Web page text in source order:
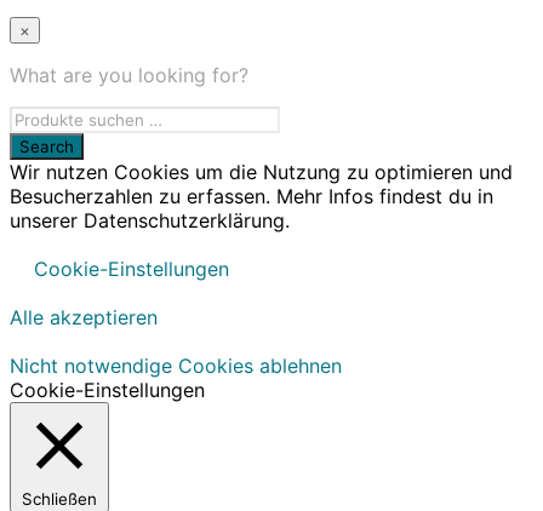
×
What are you looking for?
Wir nutzen Cookies um die Nutzung zu optimieren und
Besucherzahlen zu erfassen. Mehr Infos findest du in
unserer Datenschutzerklärung.
Cookie-Einstellungen
Alle akzeptieren
Nicht notwendige Cookies ablehnen
Cookie-Einstellungen
Schließen